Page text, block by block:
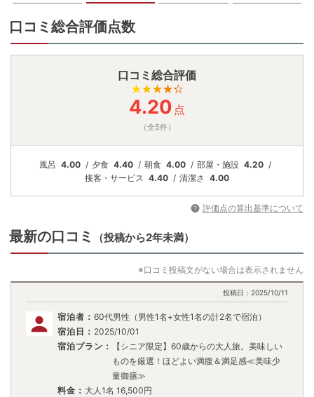
口コミ総合評価点数
口コミ総合評価
4.20 点
（全5件）
風呂 4.00 夕食 4.40 朝食 4.00 部屋・施設 4.20
接客・ サービス 4.40 清潔さ 4.00
評価点の算出基準について
最新の口コミ （投稿から2年未満）
※口コミ投稿文がない場合は表示されません
投稿日： 2025/10/11
宿泊者： 60代男性（男性1名+女性1名の計2名で宿泊）
宿泊日： 2025/10/01
宿泊プラン：
【シニア限定】60歳からの大人旅。美味しい
ものを厳選！ほどよい満腹＆満足感≪美味少
量御膳≫
料金： 大人1名 16,500円